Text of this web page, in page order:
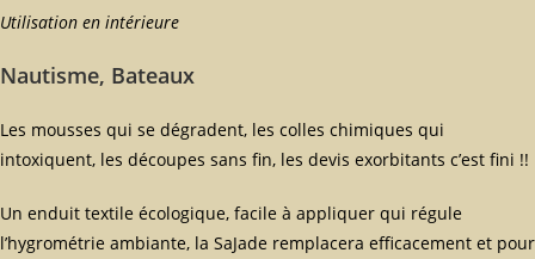
Utilisation en intérieure
Nautisme, Bateaux
Les mousses qui se dégradent, les colles chimiques qui
intoxiquent, les découpes sans fin, les devis exorbitants c’est fini !!
Un enduit textile écologique, facile à appliquer qui régule
l’hygrométrie ambiante, la SaJade remplacera efficacement et pour